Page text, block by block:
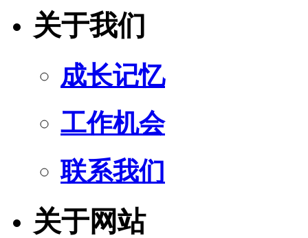
关于我们
成长记忆
工作机会
联系我们
关于网站